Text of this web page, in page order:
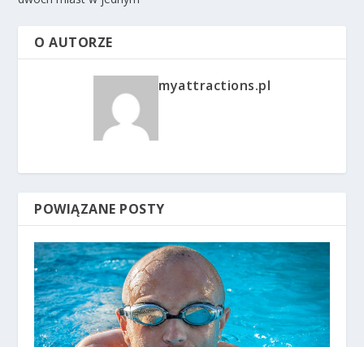
O AUTORZE
myattractions.pl
POWIĄZANE POSTY